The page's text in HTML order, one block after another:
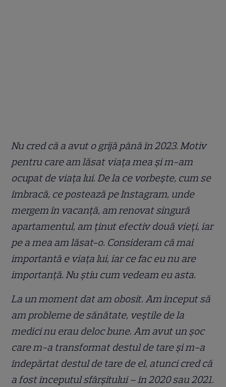
Nu cred că a avut o grijă până în 2023. Motiv
pentru care am lăsat viața mea și m-am
ocupat de viața lui. De la ce vorbește, cum se
îmbracă, ce postează pe Instagram, unde
mergem în vacanță, am renovat singură
apartamentul, am ținut efectiv două vieți, iar
pe a mea am lăsat-o. Consideram că mai
importantă e viața lui, iar ce fac eu nu are
importanță. Nu știu cum vedeam eu asta.
La un moment dat am obosit. Am început să
am probleme de sănătate, veștile de la
medici nu erau deloc bune. Am avut un șoc
care m-a transformat destul de tare și m-a
îndepărtat destul de tare de el, atunci cred că
a fost începutul sfârșitului – în 2020 sau 2021.